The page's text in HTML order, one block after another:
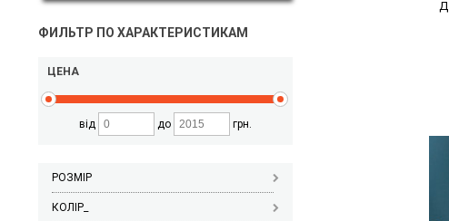
ФИЛЬТР ПО ХАРАКТЕРИСТИКАМ
ЦЕНА
від до грн.
РОЗМІР
КОЛІР_